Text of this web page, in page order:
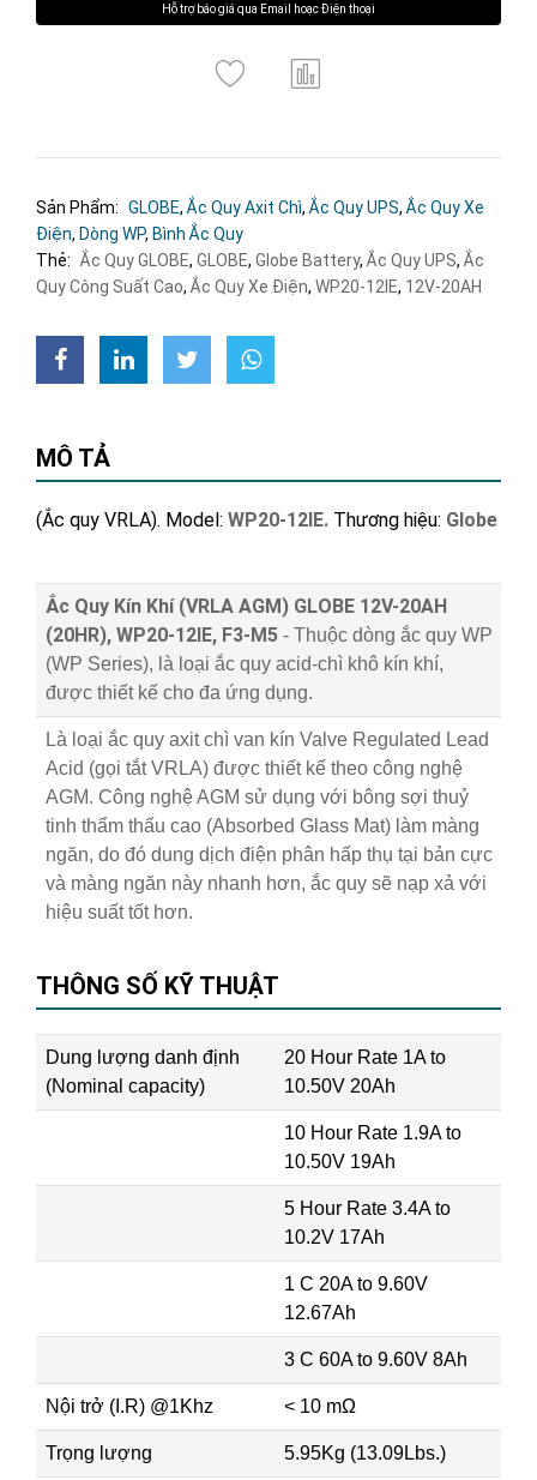
Hỗ trợ báo giá qua Email hoạc Điện thoại
Sản Phẩm: GLOBE, Ắc Quy Axit Chì, Ắc Quy UPS, Ắc Quy Xe
Điện, Dòng WP, Bình Ắc Quy
Thẻ: Ắc Quy GLOBE, GLOBE, Globe Battery, Ắc Quy UPS, Ắc
Quy Công Suất Cao, Ắc Quy Xe Điện, WP20-12IE, 12V-20AH
MÔ TẢ
(Ắc quy VRLA). Model: WP20-12IE. Thương hiệu: Globe
Ắc Quy Kín Khí (VRLA AGM) GLOBE 12V-20AH
(20HR), WP20-12IE, F3-M5- Thuộc dòng ắc quy WP
(WP Series), là loại ắc quy acid-chì khô kín khí,
được thiết kế cho đa ứng dụng.
Là loại ắc quy axit chì van kín Valve Regulated Lead
Acid (gọi tắt VRLA) được thiết kế theo công nghệ
AGM. Công nghệ AGM sử dụng với bông sợi thuỷ
tinh thẩm thấu cao (Absorbed Glass Mat) làm màng
ngăn, do đó dung dịch điện phân hấp thụ tại bản cực
và màng ngăn này nhanh hơn, ắc quy sẽ nạp xả với
hiệu suất tốt hơn.
THÔNG SỐ KỸ THUẬT
Dung lượng danh định
(Nominal capacity)
20 Hour Rate 1A to
10.50V 20Ah
10 Hour Rate 1.9A to
10.50V 19Ah
5 Hour Rate 3.4A to
10.2V 17Ah
1 C 20A to 9.60V
12.67Ah
3 C 60A to 9.60V 8Ah
Nội trở (I.R) @1Khz < 10 mΩ
Trọng lượng 5.95Kg (13.09Lbs.)